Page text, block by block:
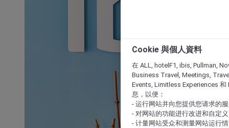
Cookie 與個人資料
在 ALL, hotelF1, ibis, Pullman,
Business Travel, Meetings,
Events, Limitless Experiences 和
息，以便：
- 运行网站并向您提供您请求的
- 对网站的功能进行改进和自定义
- 计量网站受众和测量网站运行